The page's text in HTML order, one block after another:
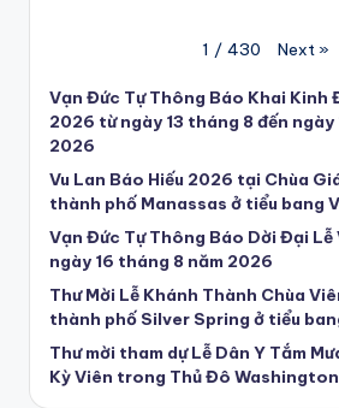
1 / 430 Next »
Vạn Đức Tự Thông Báo Khai Kinh
2026 từ ngày 13 tháng 8 đến ngày
2026
Vu Lan Báo Hiếu 2026 tại Chùa
thành phố Manassas ở tiểu bang
Vạn Đức Tự Thông Báo Dời Đại Lễ
ngày 16 tháng 8 năm 2026
Thư Mời Lễ Khánh Thành Chùa
thành phố Silver Spring ở tiểu
Thư mời tham dự Lễ Dân Y Tắm
Kỳ Viên trong Thủ Đô